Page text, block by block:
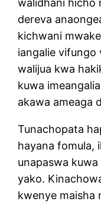
walidhani hicho
dereva
kichwani
iangalie vifungo
walijua kwa
kuwa
akawa ameaga
Tunachopata
hayana fomula,
unapaswa
yako.
kwenye maisha